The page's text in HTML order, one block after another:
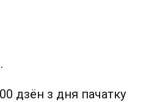
дзён з дня пачатку